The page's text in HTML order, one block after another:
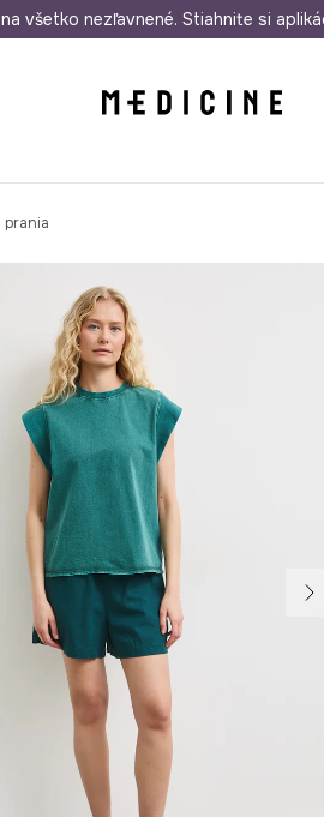
€ Odoslanie aj do 24 hodín
všetko nezľavnené. Stiahnite si
prania